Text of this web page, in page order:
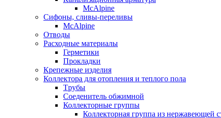
McAlpine
Сифоны, сливы-переливы
McAlpine
Отводы
Расходные материалы
Герметики
Прокладки
Крепежные изделия
Коллектора для отопления и теплого пола
Tрубы
Соеденитель обжимной
Коллекторные группы
Коллекторная группа из нержавеющей